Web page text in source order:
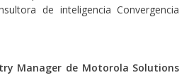
de inteligencia Convergencia
Manager de Motorola Solutions